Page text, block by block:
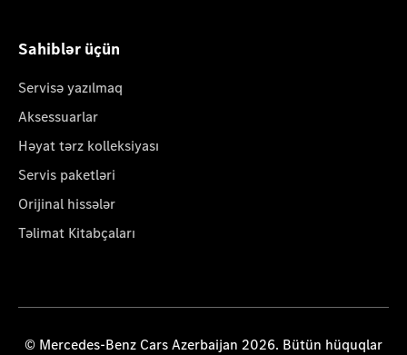
Sahiblər üçün
Servisə yazılmaq
Aksessuarlar
Həyat tərz kolleksiyası
Servis paketləri
Orijinal hissələr
Təlimat Kitabçaları
© Mercedes-Benz Cars Azerbaijan 2026. Bütün hüquqlar